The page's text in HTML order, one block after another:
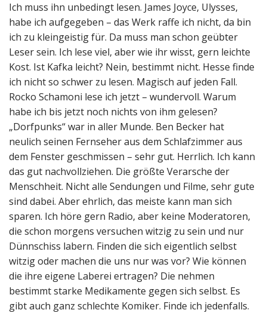
Ich muss ihn unbedingt lesen. James Joyce, Ulysses,
habe ich aufgegeben – das Werk raffe ich nicht, da bin
ich zu kleingeistig für. Da muss man schon geübter
Leser sein. Ich lese viel, aber wie ihr wisst, gern leichte
Kost. Ist Kafka leicht? Nein, bestimmt nicht. Hesse finde
ich nicht so schwer zu lesen. Magisch auf jeden Fall.
Rocko Schamoni lese ich jetzt – wundervoll. Warum
habe ich bis jetzt noch nichts von ihm gelesen?
„Dorfpunks“ war in aller Munde. Ben Becker hat
neulich seinen Fernseher aus dem Schlafzimmer aus
dem Fenster geschmissen – sehr gut. Herrlich. Ich kann
das gut nachvollziehen. Die größte Verarsche der
Menschheit. Nicht alle Sendungen und Filme, sehr gute
sind dabei. Aber ehrlich, das meiste kann man sich
sparen. Ich höre gern Radio, aber keine Moderatoren,
die schon morgens versuchen witzig zu sein und nur
Dünnschiss labern. Finden die sich eigentlich selbst
witzig oder machen die uns nur was vor? Wie können
die ihre eigene Laberei ertragen? Die nehmen
bestimmt starke Medikamente gegen sich selbst. Es
gibt auch ganz schlechte Komiker. Finde ich jedenfalls.